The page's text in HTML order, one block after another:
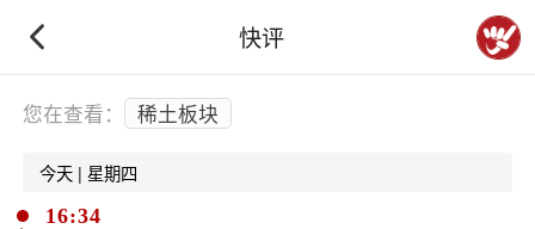
快评
下拉刷新
您在查看： 稀土板块
今天 | 星期四
16:34